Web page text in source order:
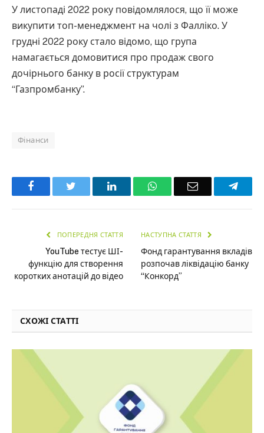
У листопаді 2022 року повідомлялося, що її може
викупити топ-менеджмент на чолі з Фалліко. У
грудні 2022 року стало відомо, що група
намагається домовитися про продаж свого
дочірнього банку в росії структурам
“Газпромбанку”.
Фінанси
Facebook LinkedInWhatsAppEmail
ПОПЕРЕДНЯ СТАТТЯ
YouTube тестує ШІ-
функцію для створення
коротких анотацій до відео
НАСТУПНА СТАТТЯ
Фонд гарантування вкладів
розпочав ліквідацію банку
“Конкорд”
СХОЖІ СТАТТІ